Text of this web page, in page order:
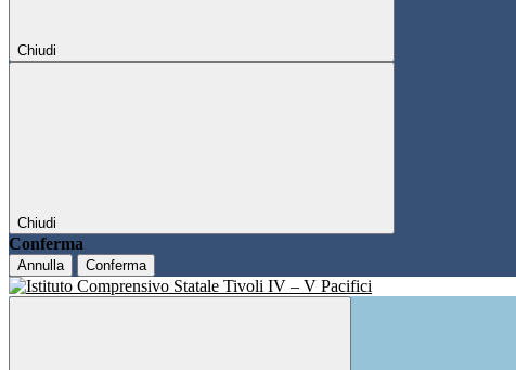
Chiudi
Chiudi
Conferma
Annulla Conferma